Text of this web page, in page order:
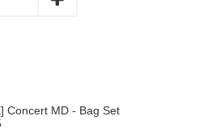
Concert MD - Bag Set